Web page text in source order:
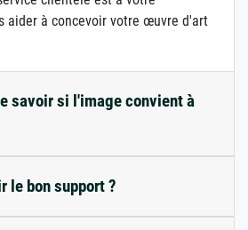
aider à concevoir votre œuvre d'art
savoir si l'image convient à
le bon support ?